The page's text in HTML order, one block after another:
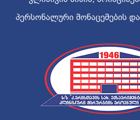
პერსონალური მონაცემების